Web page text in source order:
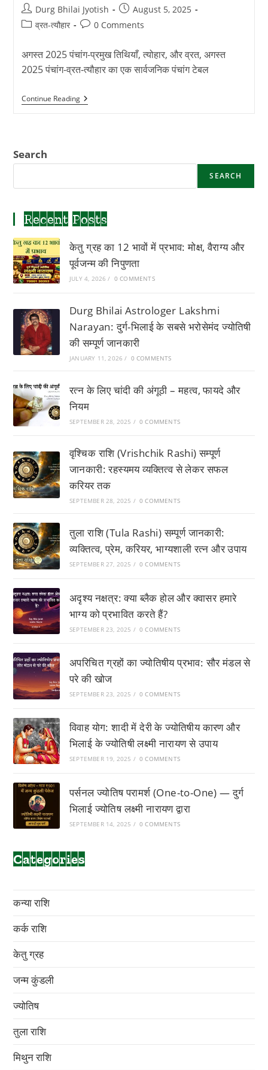
Post
author:
Durg Bhilai Jyotish
Post
published:
August 5, 2025
Postव्रत-त्यौहार
Post0 Comments
अगस्त 2025 पंचांग-प्रमुख तिथियाँ, त्योहार, और व्रत, अगस्त
2025 पंचांग-व्रत‑त्यौहार का एक सार्वजनिक पंचांग टेबल
Continue Readingअगस्त
2025
Search
SEARCH
Recent Posts
केतु ग्रह का 12 भावों में प्रभाव: मोक्ष, वैराग्य और
पूर्वजन्म की निपुणता
JULY 4, 2026 / 0 COMMENTS
Durg Bhilai Astrologer Lakshmi
Narayan: दुर्ग-भिलाई के सबसे भरोसेमंद ज्योतिषी
की सम्पूर्ण जानकारी
JANUARY 11, 2026 / 0 COMMENTS
रत्न के लिए चांदी की अंगूठी – महत्व, फायदे और
नियम
SEPTEMBER 28, 2025 / 0 COMMENTS
वृश्चिक राशि (Vrishchik Rashi) सम्पूर्ण
जानकारी: रहस्यमय व्यक्तित्व से लेकर सफल
करियर तक
SEPTEMBER 28, 2025 / 0 COMMENTS
तुला राशि (Tula Rashi) सम्पूर्ण जानकारी:
व्यक्तित्व, प्रेम, करियर, भाग्यशाली रत्न और उपाय
SEPTEMBER 27, 2025 / 0 COMMENTS
अदृश्य नक्षत्र: क्या ब्लैक होल और क्वासर हमारे
भाग्य को प्रभावित करते हैं?
SEPTEMBER 23, 2025 / 0 COMMENTS
अपरिचित ग्रहों का ज्योतिषीय प्रभाव: सौर मंडल से
परे की खोज
SEPTEMBER 23, 2025 / 0 COMMENTS
विवाह योग: शादी में देरी के ज्योतिषीय कारण और
भिलाई के ज्योतिषी लक्ष्मी नारायण से उपाय
SEPTEMBER 19, 2025 / 0 COMMENTS
पर्सनल ज्योतिष परामर्श (One-to-One) — दुर्ग
भिलाई ज्योतिष लक्ष्मी नारायण द्वारा
SEPTEMBER 14, 2025 / 0 COMMENTS
Categories
कन्या राशि
कर्क राशि
केतु ग्रह
जन्म कुंडली
ज्योतिष
तुला राशि
मिथुन राशि